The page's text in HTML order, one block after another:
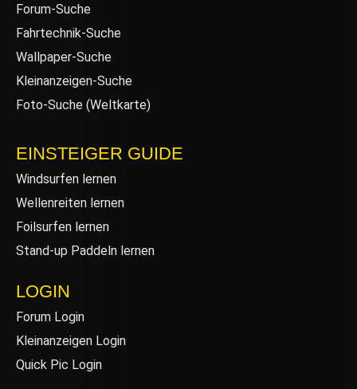
Forum-Suche
Fahrtechnik-Suche
Wallpaper-Suche
Kleinanzeigen-Suche
Foto-Suche (Weltkarte)
EINSTEIGER GUIDE
Windsurfen lernen
Wellenreiten lernen
Foilsurfen lernen
Stand-up Paddeln lernen
LOGIN
Forum Login
Kleinanzeigen Login
Quick Pic Login